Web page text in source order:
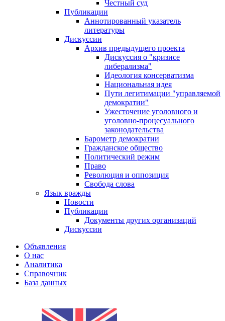
Честный суд
Публикации
Аннотированный указатель
литературы
Дискуссии
Архив предыдущего проекта
Дискуссия о "кризисе
либерализма"
Идеология консерватизма
Национальная идея
Пути легитимации "управляемой
демократии"
Ужесточение уголовного и
уголовно-процесуального
законодательства
Барометр демократии
Гражданское общество
Политический режим
Право
Революция и оппозиция
Свобода слова
Язык вражды
Новости
Публикации
Документы других организаций
Дискуссии
Объявления
О нас
Аналитика
Справочник
База данных